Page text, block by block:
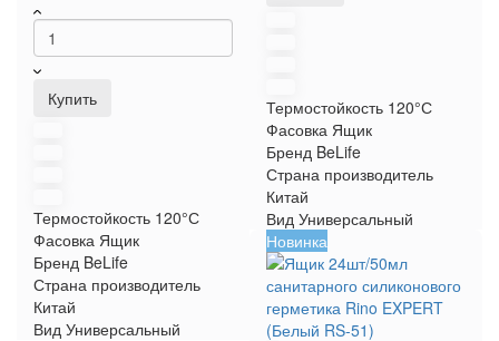
Купить
Термостойкость 120°С
Фасовка Ящик
Бренд BeLife
Страна производитель
Китай
Вид Универсальный
Термостойкость 120°С
Фасовка Ящик
Бренд BeLife
Страна производитель
Китай
Вид Универсальный
Новинка